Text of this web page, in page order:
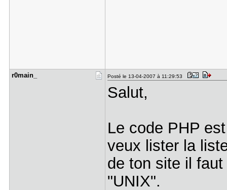
r0main_ Posté le 13-04-2007 à 11:29:53
Salut,
Le code PHP
veux lister la
de ton site il
"UNIX".